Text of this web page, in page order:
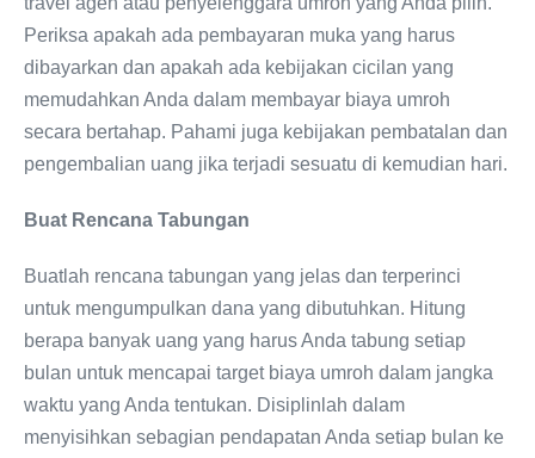
Periksa apakah ada pembayaran muka yang harus
dibayarkan dan apakah ada kebijakan cicilan yang
memudahkan Anda dalam membayar biaya umroh
secara bertahap. Pahami juga kebijakan pembatalan dan
pengembalian uang jika terjadi sesuatu di kemudian hari.
Buat Rencana Tabungan
Buatlah rencana tabungan yang jelas dan terperinci
untuk mengumpulkan dana yang dibutuhkan. Hitung
berapa banyak uang yang harus Anda tabung setiap
bulan untuk mencapai target biaya umroh dalam jangka
waktu yang Anda tentukan. Disiplinlah dalam
menyisihkan sebagian pendapatan Anda setiap bulan ke